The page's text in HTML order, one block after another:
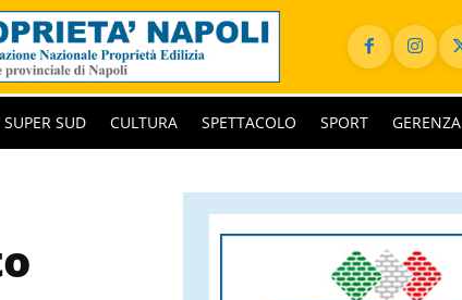
SUPER SUD CULTURA SPETTACOLO SPORT GERENZA